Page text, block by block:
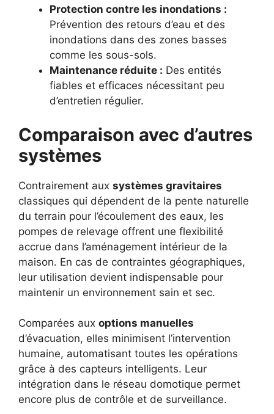
Protection contre les inondations :
Prévention des retours d’eau et des
inondations dans des zones basses
comme les sous-sols.
Maintenance réduite : Des entités
fiables et efficaces nécessitant peu
d’entretien régulier.
Comparaison avec d’autres
systèmes
Contrairement aux systèmes gravitaires
classiques qui dépendent de la pente naturelle
du terrain pour l’écoulement des eaux, les
pompes de relevage offrent une flexibilité
accrue dans l’aménagement intérieur de la
maison. En cas de contraintes géographiques,
leur utilisation devient indispensable pour
maintenir un environnement sain et sec.
Comparées aux options manuelles
d’évacuation, elles minimisent l’intervention
humaine, automatisant toutes les opérations
grâce à des capteurs intelligents. Leur
intégration dans le réseau domotique permet
encore plus de contrôle et de surveillance.